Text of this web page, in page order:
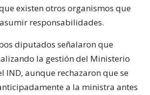
existen otros organismos que
responsabilidades.
diputados señalaron que
la gestión del Ministerio
IND, aunque rechazaron que se
a la ministra antes